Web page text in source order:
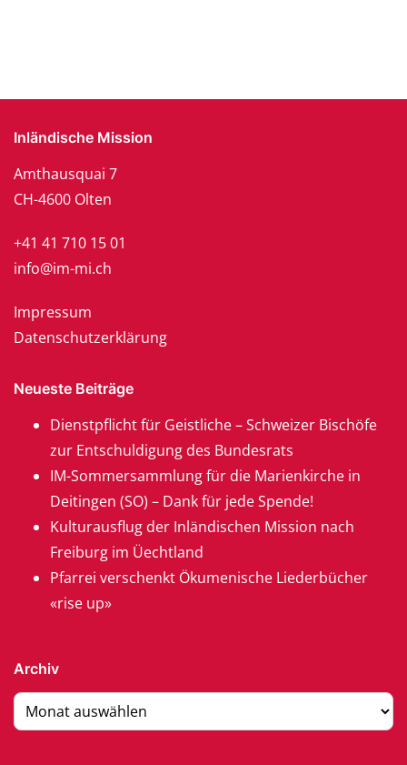
Inländische Mission
Amthausquai 7
CH-4600 Olten
+41 41 710 15 01
info@im-mi.ch
Impressum
Datenschutzerklärung
Neueste Beiträge
Dienstpflicht für Geistliche – Schweizer Bischöfe
zur Entschuldigung des Bundesrats
IM-Sommersammlung für die Marienkirche in
Deitingen (SO) – Dank für jede Spende!
Kulturausflug der Inländischen Mission nach
Freiburg im Üechtland
Pfarrei verschenkt Ökumenische Liederbücher
«rise up»
Archiv
Archiv